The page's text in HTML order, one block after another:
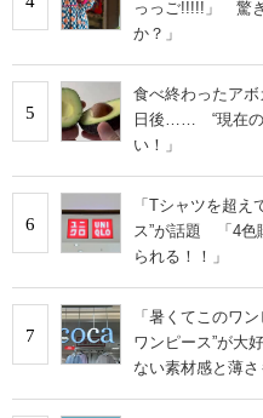
っっご!!!!!」 驚き
か？」
5
食べ終わったア
日後…… “現在の
い！」
6
「Tシャツを超え
ス”が話題 「4色
られる！！」
7
「暑くてこのワ
ワンピース”が大
ない素材感と薄